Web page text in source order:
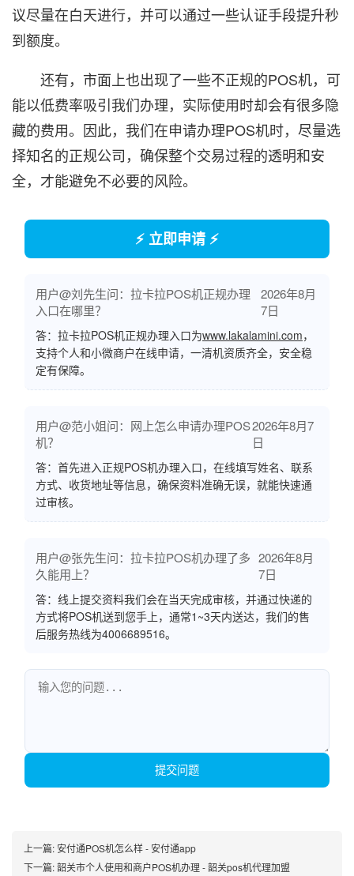
议尽量在白天进行，并可以通过一些认证手段提升秒
到额度。
还有，市面上也出现了一些不正规的POS机，可
能以低费率吸引我们办理，实际使用时却会有很多隐
藏的费用。因此，我们在申请办理POS机时，尽量选
择知名的正规公司，确保整个交易过程的透明和安
全，才能避免不必要的风险。
⚡ 立即申请 ⚡
用户@刘先生问：拉卡拉POS机正规办理
入口在哪里？
2026年8月
7日
答：拉卡拉POS机正规办理入口为www.lakalamini.com，
支持个人和小微商户在线申请，一清机资质齐全，安全稳
定有保障。
用户@范小姐问：网上怎么申请办理POS
机？
2026年8月7
日
答：首先进入正规POS机办理入口，在线填写姓名、联系
方式、收货地址等信息，确保资料准确无误，就能快速通
过审核。
用户@张先生问：拉卡拉POS机办理了多
久能用上？
2026年8月
7日
答：线上提交资料我们会在当天完成审核，并通过快递的
方式将POS机送到您手上，通常1~3天内送达，我们的售
后服务热线为4006689516。
提交问题
上一篇:安付通POS机怎么样 - 安付通app
下一篇:韶关市个人使用和商户POS机办理 - 韶关pos机代理加盟